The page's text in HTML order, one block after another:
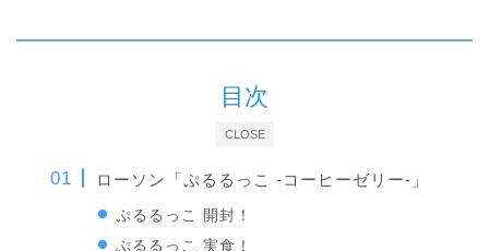
CLOSE
目次
ローソン「ぷるるっこ -コーヒーゼリー-」
ぷるるっこ 開封！
ぷるるっこ 実食！